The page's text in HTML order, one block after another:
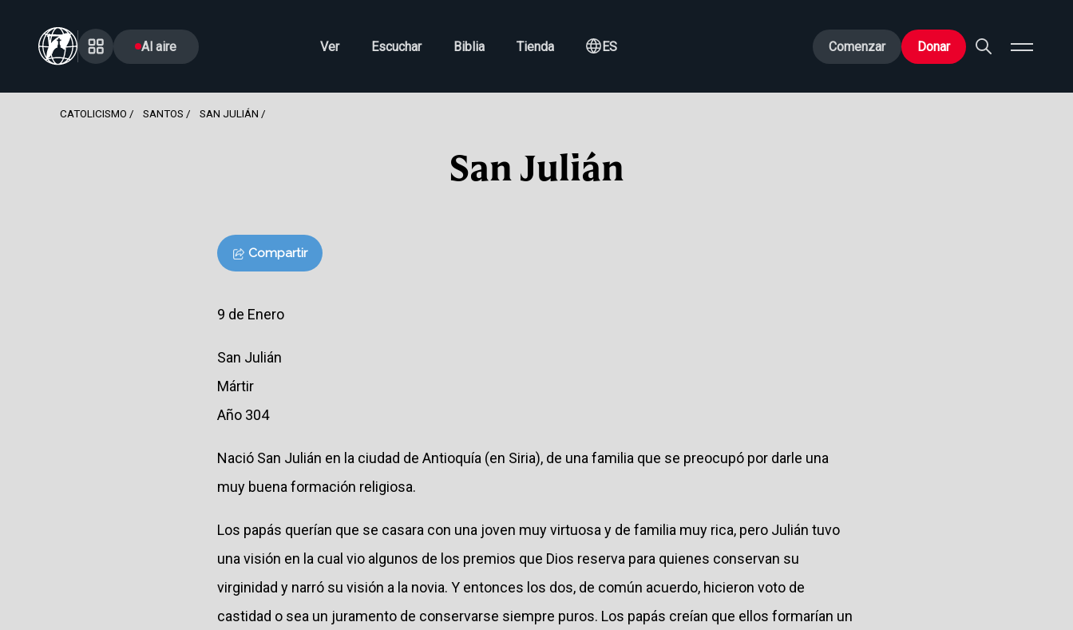
Al aire Ver Escuchar Biblia Tienda ES Comenzar Donar
CATOLICISMO SANTOS SAN JULIÁN
San Julián
Compartir
9 de Enero
San Julián
Mártir
Año 304
Nació San Julián en la ciudad de Antioquía (en Siria), de una familia que se preocupó por darle una
muy buena formación religiosa.
Los papás querían que se casara con una joven muy virtuosa y de familia muy rica, pero Julián tuvo
una visión en la cual vio algunos de los premios que Dios reserva para quienes conservan su
virginidad y narró su visión a la novia. Y entonces los dos, de común acuerdo, hicieron voto de
castidad o sea un juramento de conservarse siempre puros. Los papás creían que ellos formarían un